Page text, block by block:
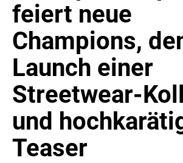
BESTATTUNG HIMMELBLAU
CARRERA
EORA
OPTIMUM NUTRITION
PROF. GEORGE BIRKMAYER NADH
PUSTEFIX
META COMMUNICATION
REVELL
SONOS DE
feiert neue
Champions,
Launch einer
Streetwear-
und
Teaser